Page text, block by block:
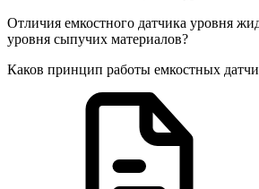
Отличия емкостного датчика уровня
уровня сыпучих материалов?
Каков принцип работы емкостных